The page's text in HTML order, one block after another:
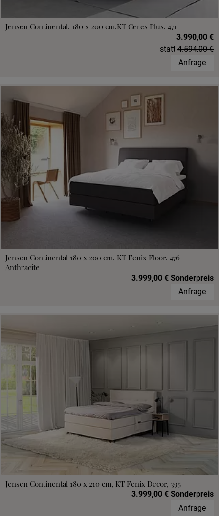
Jensen Continental, 180 x 200 cm,KT Ceres Plus, 471
3.990,00 €
statt 4.594,00 €
Anfrage
Jensen Continental 180 x 200 cm, KT Fenix Floor, 476
Anthracite
3.999,00 € Sonderpreis
Anfrage
Jensen Continental 180 x 210 cm, KT Fenix Decor, 395
3.999,00 € Sonderpreis
Anfrage